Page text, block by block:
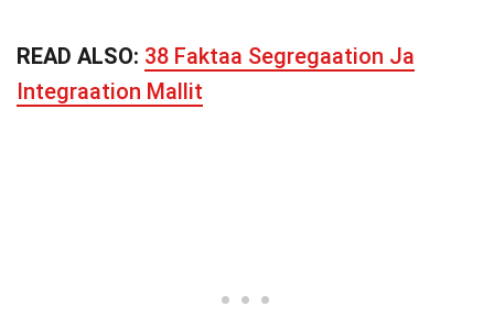
READ ALSO: 38 Faktaa Segregaation Ja
Integraation Mallit